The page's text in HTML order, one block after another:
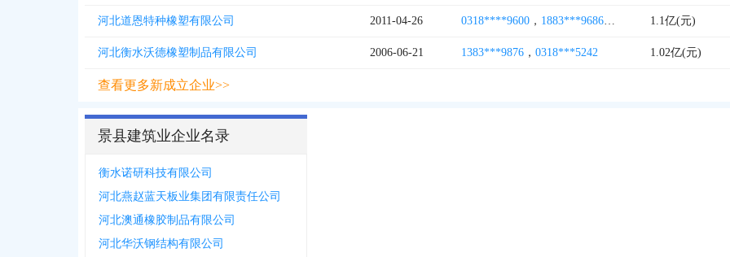
河北道恩特种橡塑有限公司 2011-04-26 0318****9600 ， 1883***9686， 4006264815，
1.1亿(元)
河北衡水沃德橡塑制品有限公司 2006-06-21 1383***9876 ， 0318***5242 1.02亿(元)
查看更多新成立企业>>
景县建筑业企业名录
衡水诺研科技有限公司
河北燕赵蓝天板业集团有限责任公司
河北澳通橡胶制品有限公司
河北华沃钢结构有限公司